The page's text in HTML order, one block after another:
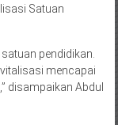
Satuan
pendidikan.
mencapai
disampaikan Abdul